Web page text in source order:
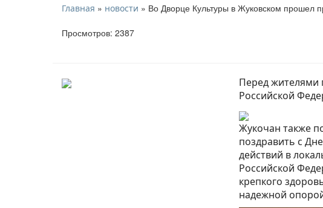
Главная » новости » Во Дворце Культуры в Жуковском прошел
Просмотров: 2387
Перед жителями
Российской
Жукочан также
поздравить с
действий в
Российской
крепкого
надежной